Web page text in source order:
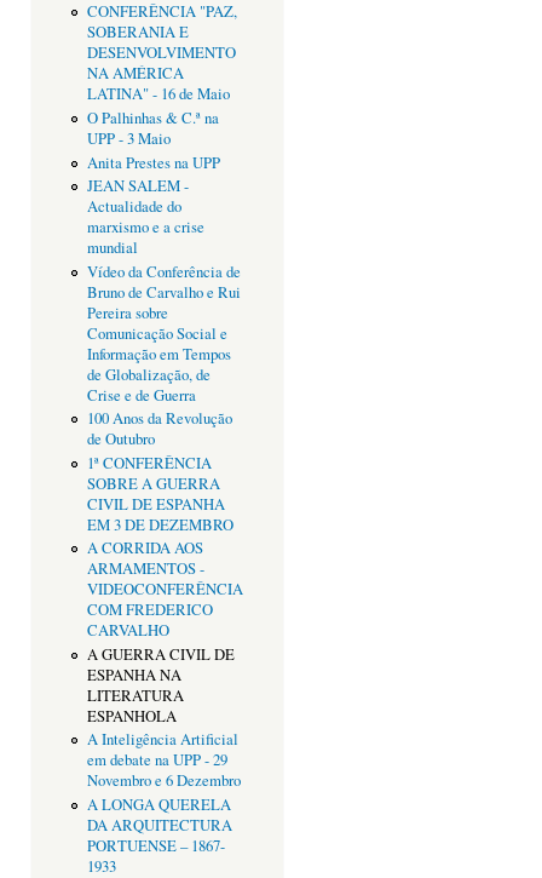
CONFERÊNCIA "PAZ,
SOBERANIA E
DESENVOLVIMENTO
NA AMÉRICA
LATINA" - 16 de Maio
O Palhinhas & C.ª na
UPP - 3 Maio
Anita Prestes na UPP
JEAN SALEM -
Actualidade do
marxismo e a crise
mundial
Vídeo da Conferência de
Bruno de Carvalho e Rui
Pereira sobre
Comunicação Social e
Informação em Tempos
de Globalização, de
Crise e de Guerra
100 Anos da Revolução
de Outubro
1ª CONFERÊNCIA
SOBRE A GUERRA
CIVIL DE ESPANHA
EM 3 DE DEZEMBRO
A CORRIDA AOS
ARMAMENTOS -
VIDEOCONFERÊNCIA
COM FREDERICO
CARVALHO
A GUERRA CIVIL DE
ESPANHA NA
LITERATURA
ESPANHOLA
A Inteligência Artificial
em debate na UPP - 29
Novembro e 6 Dezembro
A LONGA QUERELA
DA ARQUITECTURA
PORTUENSE – 1867-
1933